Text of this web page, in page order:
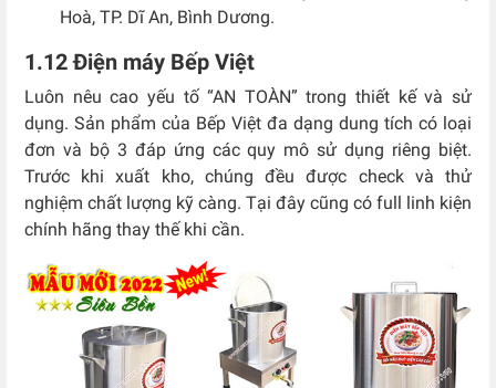
Hoà, TP. Dĩ An, Bình Dương.
1.12 Điện máy Bếp Việt
Luôn nêu cao yếu tố “AN TOÀN” trong thiết kế và sử
dụng. Sản phẩm của Bếp Việt đa dạng dung tích có loại
đơn và bộ 3 đáp ứng các quy mô sử dụng riêng biệt.
Trước khi xuất kho, chúng đều được check và thử
nghiệm chất lượng kỹ càng. Tại đây cũng có full linh kiện
chính hãng thay thế khi cần.